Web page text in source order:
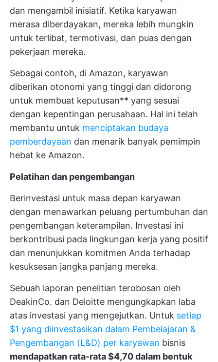
dan mengambil inisiatif. Ketika karyawan
merasa diberdayakan, mereka lebih mungkin
untuk terlibat, termotivasi, dan puas dengan
pekerjaan mereka.
Sebagai contoh, di Amazon, karyawan
diberikan otonomi yang tinggi dan didorong
untuk membuat keputusan** yang sesuai
dengan kepentingan perusahaan. Hal ini telah
membantu untuk menciptakan budaya
pemberdayaan dan menarik banyak pemimpin
hebat ke Amazon.
Pelatihan dan pengembangan
Berinvestasi untuk masa depan karyawan
dengan menawarkan peluang pertumbuhan dan
pengembangan keterampilan. Investasi ini
berkontribusi pada lingkungan kerja yang positif
dan menunjukkan komitmen Anda terhadap
kesuksesan jangka panjang mereka.
Sebuah laporan penelitian terobosan oleh
DeakinCo. dan Deloitte mengungkapkan laba
atas investasi yang mengejutkan. Untuk setiap
$1 yang diinvestasikan dalam Pembelajaran &
Pengembangan (L&D) per karyawan bisnis
mendapatkan rata-rata $4,70 dalam bentuk